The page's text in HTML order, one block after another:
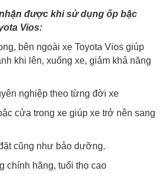
được khi sử dụng ốp bậc
Vios:
bên ngoài xe Toyota Vios giúp
khi lên, xuống xe, giảm khả năng
nghiệp theo từng đời xe
cửa trong xe giúp xe trở nên sang
cũng như bảo dưỡng.
chính hãng, tuổi thọ cao